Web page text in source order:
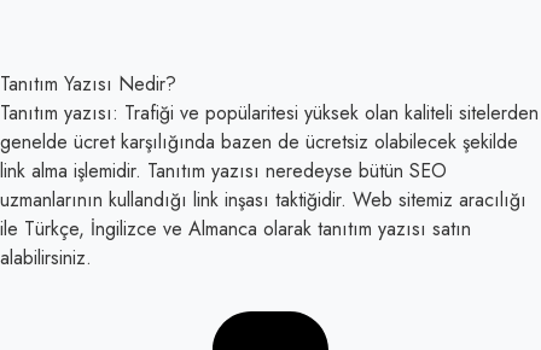
Tanıtım Yazısı Nedir?
Tanıtım yazısı: Trafiği ve popülaritesi yüksek olan kaliteli sitelerden
genelde ücret karşılığında bazen de ücretsiz olabilecek şekilde
link alma işlemidir. Tanıtım yazısı neredeyse bütün SEO
uzmanlarının kullandığı link inşası taktiğidir. Web sitemiz aracılığı
ile Türkçe, İngilizce ve Almanca olarak tanıtım yazısı satın
alabilirsiniz.